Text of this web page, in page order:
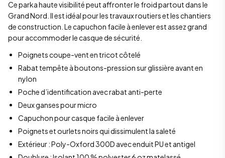
Ce parka haute visibilité peut affronter le froid partout dans le
Grand Nord. Il est idéal pour les travaux routiers et les chantiers
de construction. Le capuchon facile à enlever est assez grand
pour accommoder le casque de sécurité.
Poignets coupe-vent en tricot côtelé
Rabat tempête à boutons-pression sur glissière avant en
nylon
Poche d’identification avec rabat anti-perte
Deux ganses pour micro
Capuchon pour casque facile à enlever
Poignets et ourlets noirs qui dissimulent la saleté
Extérieur : Poly-Oxford 300D avec enduit PU et antigel